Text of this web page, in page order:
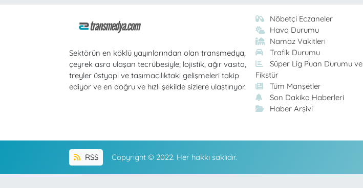
Sektörün en köklü yayınlarından olan transmedya,
çeyrek asra ulaşan tecrübesiyle; lojistik, ağır vasıta,
treyler üstyapı ve taşımacılıktaki gelişmeleri takip
ediyor ve en doğru ve hızlı şekilde sizlere ulaştırıyor.
Nöbetçi Eczaneler
Hava Durumu
Namaz Vakitleri
Trafik Durumu
Süper Lig Puan Durumu ve
Fikstür
Tüm Manşetler
Son Dakika Haberleri
Haber Arşivi
RSS Copyright © 2022. Her hakkı saklıdır.